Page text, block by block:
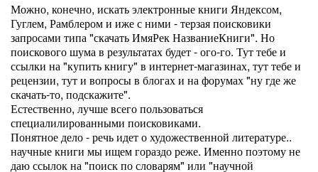
Можно, конечно, искать электронные книги Яндексом,
Гуглем, Рамблером и иже с ними - терзая поисковики
запросами типа "скачать ИмяРек НазваниеКниги". Но
поискового шума в результатах будет - ого-го. Тут тебе и
ссылки на "купить книгу" в интернет-магазинах, тут тебе и
рецензии, тут и вопросы в блогах и на форумах "ну где же
скачать-то, подскажите".
Естественно, лучше всего пользоваться
специалилированными поисковиками.
Понятное дело - речь идет о художественной литературе..
научные книги мы ищем гораздо реже. Именно поэтому не
даю ссылок на "поиск по словарям" или "научной